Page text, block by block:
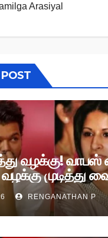
Arasiyal
வழக்கு! வாபஸ்
முடித்து
RENGANATHAN P